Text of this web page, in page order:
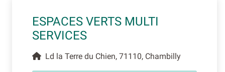
ESPACES VERTS MULTI
SERVICES
Ld la Terre du Chien, 71110, Chambilly